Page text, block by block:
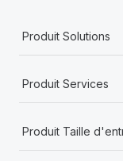
Produit Solutions
Produit Services
Produit Taille